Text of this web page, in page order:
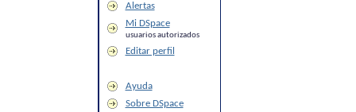
Alertas
Mi DSpace
usuarios autorizados
Editar perfil
Ayuda
Sobre DSpace